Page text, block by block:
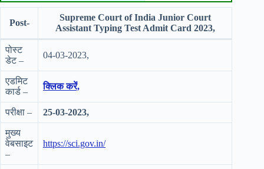
Post-
Supreme Court of India Junior Court
Assistant Typing Test Admit Card 2023,
पोस्ट
डेट –
04-03-2023,
एडमिट
कार्ड –
क्लिक करें,
परीक्षा – 25-03-2023,
मुख्य
वेबसाइट
–
https://sci.gov.in/